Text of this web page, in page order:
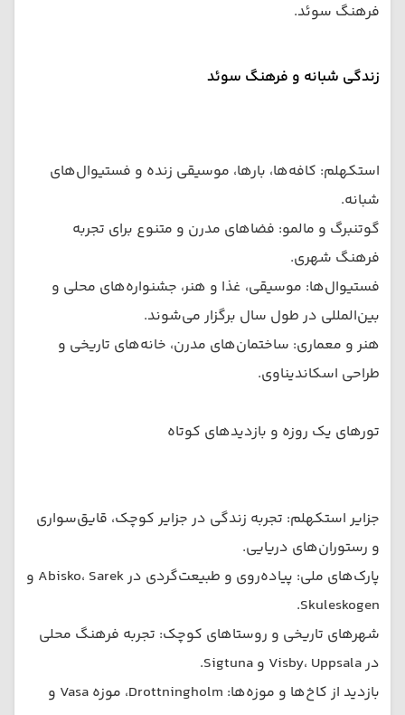
فرهنگ سوئد.
زندگی شبانه و فرهنگ سوئد
استکهلم: کافه‌ها، بارها، موسیقی زنده و فستیوال‌های
شبانه.
گوتنبرگ و مالمو: فضاهای مدرن و متنوع برای تجربه
فرهنگ شهری.
فستیوال‌ها: موسیقی، غذا و هنر، جشنواره‌های محلی و
بین‌المللی در طول سال برگزار می‌شوند.
هنر و معماری: ساختمان‌های مدرن، خانه‌های تاریخی و
طراحی اسکاندیناوی.
تورهای یک روزه و بازدیدهای کوتاه
جزایر استکهلم: تجربه زندگی در جزایر کوچک، قایق‌سواری
و رستوران‌های دریایی.
پارک‌های ملی: پیاده‌روی و طبیعت‌گردی در Abisko، Sarek و
Skuleskogen.
شهرهای تاریخی و روستاهای کوچک: تجربه فرهنگ محلی
در Visby، Uppsala و Sigtuna.
بازدید از کاخ‌ها و موزه‌ها: Drottningholm، موزه Vasa و